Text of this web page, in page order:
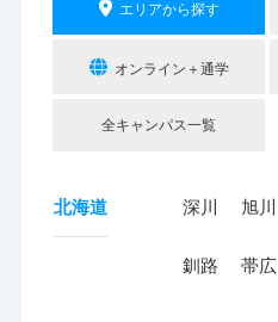
エリアから探す
オンライン＋通学
全キャンパス一覧
北海道 深川 旭川
釧路 帯広